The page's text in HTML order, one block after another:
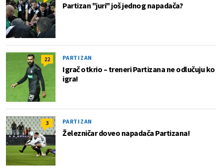
Partizan "juri" još jednog napadača?
22 PARTIZAN
Igrač otkrio – treneri Partizana ne odlučuju ko
igra!
3 PARTIZAN
Železničar doveo napadača Partizana!